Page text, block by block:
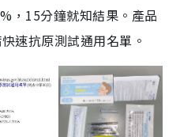
，15分鐘就知結果。產品
速抗原測試通用名單。